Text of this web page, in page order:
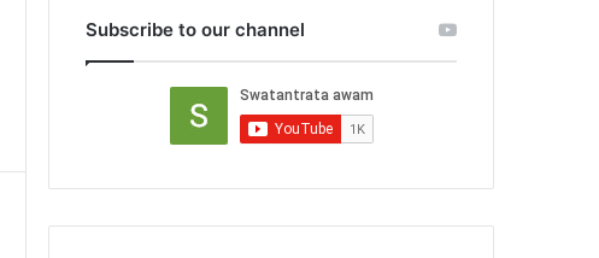
Subscribe to our channel